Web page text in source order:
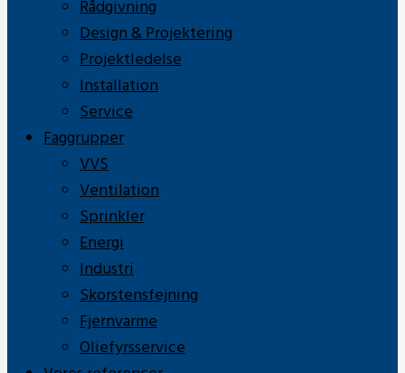
Rådgivning
Design & Projektering
Projektledelse
Installation
Service
Faggrupper
VVS
Ventilation
Sprinkler
Energi
Industri
Skorstensfejning
Fjernvarme
Oliefyrsservice